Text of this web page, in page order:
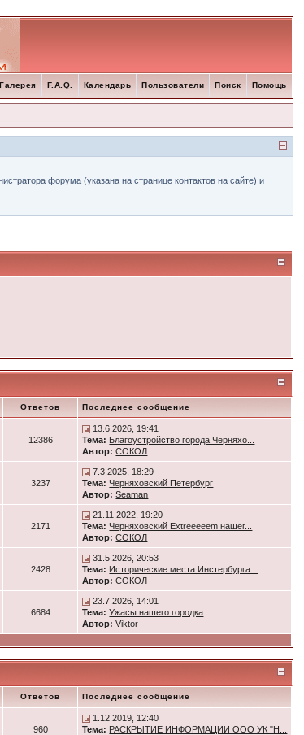
Помощь
Поиск
Пользователи
Календарь
F.A.Q.
Галерея
форума (указана на странице контактов на сайте) и
Ответов Последнее сообщение
12386
13.6.2026, 19:41
Тема: Благоустройство города Черняхо...
Автор: СОКОЛ
3237
7.3.2025, 18:29
Тема: Черняховский Петербург
Автор: Seaman
2171
21.11.2022, 19:20
Тема: Черняховский Extreeeeem нашег...
Автор: СОКОЛ
2428
31.5.2026, 20:53
Тема: Исторические места Инстербурга...
Автор: СОКОЛ
6684
23.7.2026, 14:01
Тема: Ужасы нашего городка
Автор: Viktor
Ответов Последнее сообщение
960
1.12.2019, 12:40
Тема: РАСКРЫТИЕ ИНФОРМАЦИИ ООО УК "Н...